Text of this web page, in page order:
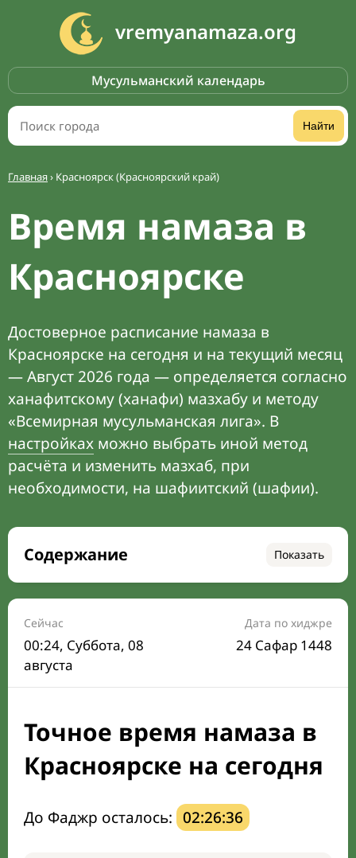
vremyanamaza.org
Мусульманский календарь
Найти
Главная› Красноярск (Красноярский край)
Время намаза в
Красноярске
Достоверное расписание намаза в
Красноярске на сегодня и на текущий месяц
— Август 2026 года — определяется согласно
ханафитскому (ханафи) мазхабу и методу
«Всемирная мусульманская лига». В
настройках можно выбрать иной метод
расчёта и изменить мазхаб, при
необходимости, на шафиитский (шафии).
Содержание Показать
Время намаза на сегодня
Расписание на месяц
Время Сухура и Ифтара на сегодня
Календарь рамадана
Мечети и молельные комнаты
Направление киблы
Сейчас
00:24, Суббота, 08
августа
Дата по хиджре
24 Сафар 1448
Точное время намаза в
Красноярске на сегодня
До Фаджр осталось: 02:26:35